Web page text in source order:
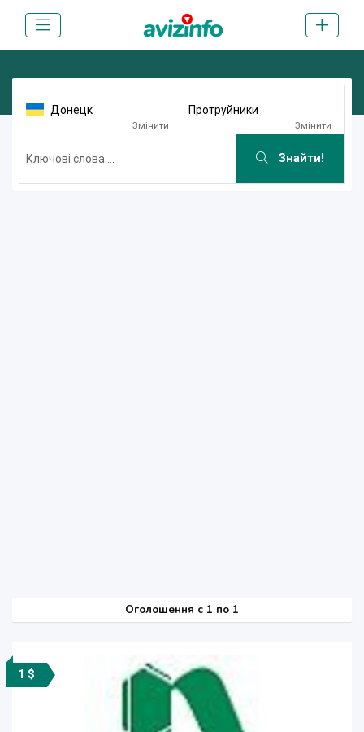
Донецк
Змінити
Протруйники
Змінити
Знайти!
Оголошення c 1 по 1
1 $